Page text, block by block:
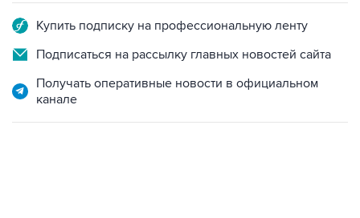
Купить подписку на профессиональную ленту
Подписаться на рассылку главных новостей сайта
Получать оперативные новости в официальном
канале